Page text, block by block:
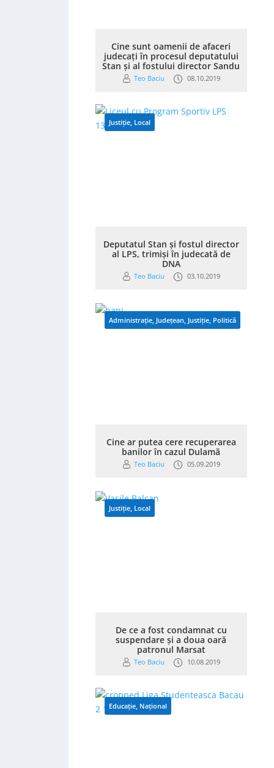
Cine sunt oamenii de afaceri
judecați în procesul deputatului
Stan și al fostului director Sandu
Teo Baciu 08.10.2019
Justiție, Local
Deputatul Stan și fostul director
al LPS, trimiși în judecată de
DNA
Teo Baciu 03.10.2019
Administrație, Județean, Justiție, Politică
Cine ar putea cere recuperarea
banilor în cazul Dulamă
Teo Baciu 05.09.2019
Justiție, Local
De ce a fost condamnat cu
suspendare și a doua oară
patronul Marsat
Teo Baciu 10.08.2019
Educație, Național